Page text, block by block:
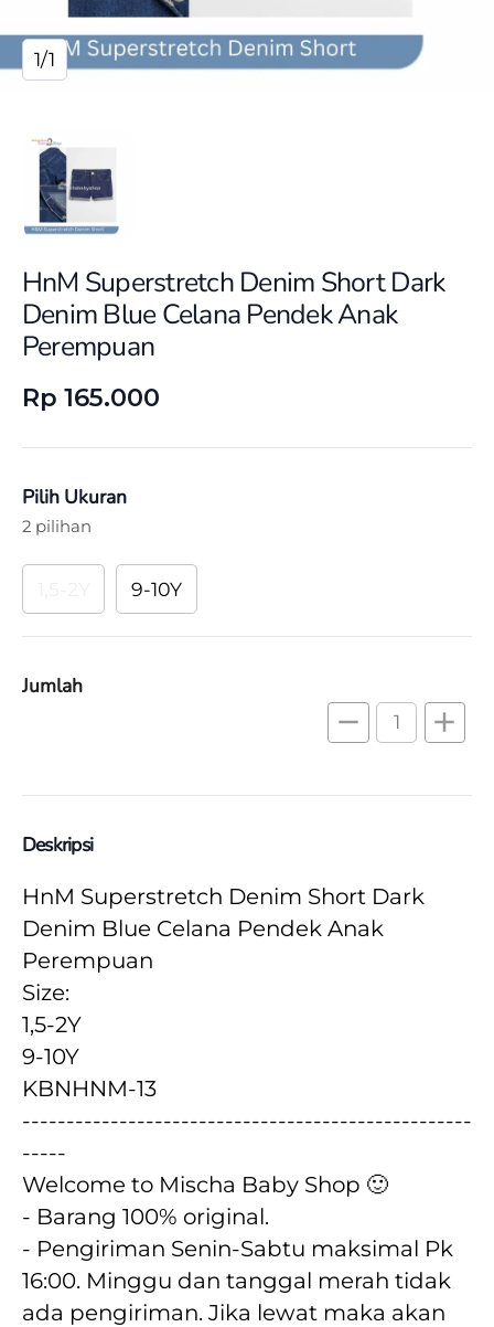
1/1
HnM Superstretch Denim Short Dark
Denim Blue Celana Pendek Anak
Perempuan
Rp 165.000
Pilih Ukuran
2 pilihan
9-10Y
Jumlah
remove add
Deskripsi
HnM Superstretch Denim Short Dark
Denim Blue Celana Pendek Anak
Perempuan
Size:
1,5-2Y
9-10Y
KBNHNM-13
---------------------------------------------------
-----
Welcome to Mischa Baby Shop 🙂
- Barang 100% original.
- Pengiriman Senin-Sabtu maksimal Pk
16:00. Minggu dan tanggal merah tidak
ada pengiriman. Jika lewat maka akan